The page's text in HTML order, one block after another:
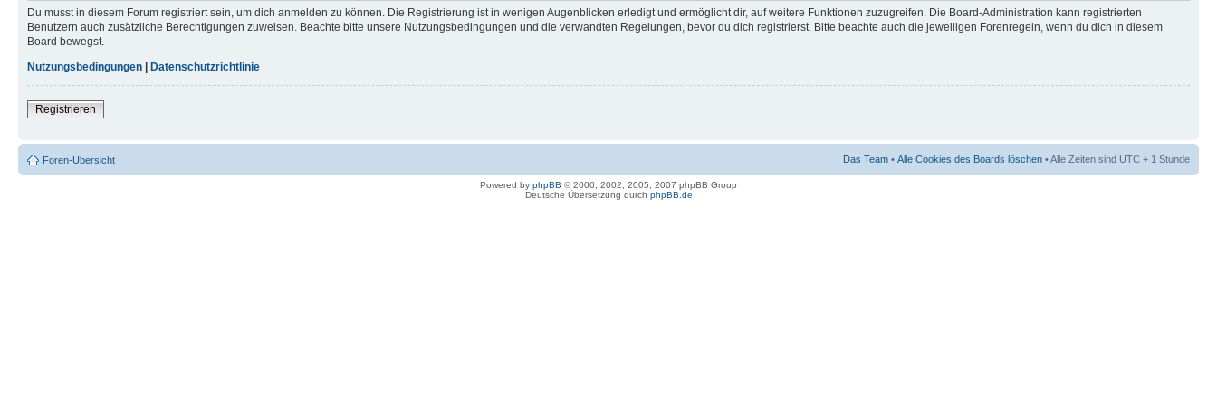
Du musst in diesem Forum registriert sein, um dich anmelden zu können. Die Registrierung ist in wenigen Augenblicken erledigt und ermöglicht dir, auf weitere Funktionen zuzugreifen. Die Board-Administration kann registrierten
Benutzern auch zusätzliche Berechtigungen zuweisen. Beachte bitte unsere Nutzungsbedingungen und die verwandten Regelungen, bevor du dich registrierst. Bitte beachte auch die jeweiligen Forenregeln, wenn du dich in diesem
Board bewegst.
Nutzungsbedingungen | Datenschutzrichtlinie
Registrieren
Foren-Übersicht Das Team • Alle Cookies des Boards löschen • Alle Zeiten sind UTC + 1 Stunde
Powered by phpBB © 2000, 2002, 2005, 2007 phpBB Group
Deutsche Übersetzung durch phpBB.de